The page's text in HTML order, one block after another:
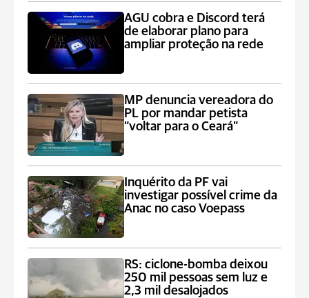
AGU cobra e Discord terá
de elaborar plano para
ampliar proteção na rede
MP denuncia vereadora do
PL por mandar petista
“voltar para o Ceará”
Inquérito da PF vai
investigar possível crime da
Anac no caso Voepass
RS: ciclone-bomba deixou
250 mil pessoas sem luz e
2,3 mil desalojados